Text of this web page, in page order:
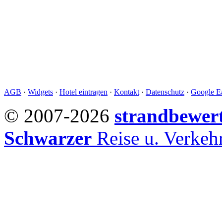
AGB · Widgets · Hotel eintragen · Kontakt · Datenschutz · Google
© 2007-2026
Schwarzer Reise u.